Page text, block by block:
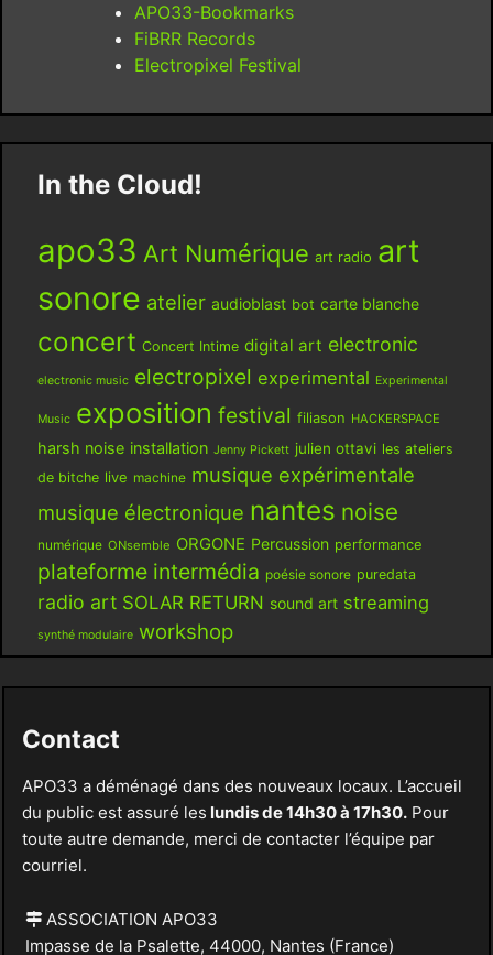
APO33-Bookmarks
FiBRR Records
Electropixel Festival
In the Cloud!
apo33 Art Numérique art radio art
sonore atelier audioblast bot carte blanche
concert Concert Intime digital art electronic
electronic music electropixel experimental Experimental
Music exposition festival filiason HACKERSPACE
harsh noise installation Jenny Pickett julien ottavi les ateliers
de bitche live machine musique expérimentale
musique électronique nantes noise
numérique ONsemble ORGONE Percussion performance
plateforme intermédia poésie sonore puredata
radio art SOLAR RETURN sound art streaming
synthé modulaire workshop
Contact
APO33 a déménagé dans des nouveaux locaux. L’accueil
du public est assuré les lundis de 14h30 à 17h30.Pour
toute autre demande, merci de contacter l’équipe par
courriel.
ASSOCIATION APO33
Impasse de la Psalette, 44000, Nantes (France)